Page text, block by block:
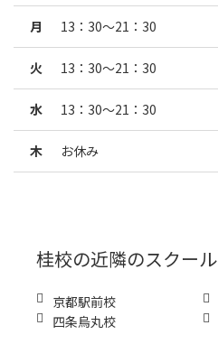
月 13：30〜21：30
火 13：30〜21：30
水 13：30〜21：30
木 お休み
桂校の近隣のスクール
京都駅前校
四条烏丸校